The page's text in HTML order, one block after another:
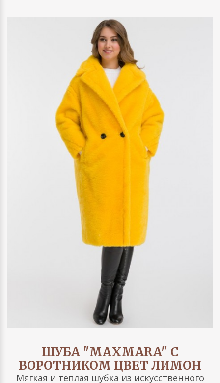
ШУБА "MAXMARA" С
ВОРОТНИКОМ ЦВЕТ ЛИМОН
Мягкая и теплая шубка из искусственного